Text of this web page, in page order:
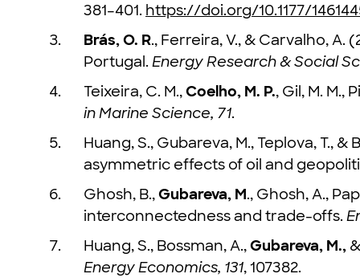
381–401. https://doi.org/10.1177/
Brás, O. R., Ferreira, V., & Carvalho,
Portugal. Energy Research & Social
Teixeira, C. M.,Coelho, M. P., Gil, M.
in Marine Science, 71.
Huang, S., Gubareva, M., Teplova, T.,
asymmetric effects of oil and
Ghosh, B.,Gubareva, M., Ghosh, A.,
interconnectedness and trade-offs.
Huang, S., Bossman, A.,Gubareva, M.,
Energy Economics, 131, 107382.